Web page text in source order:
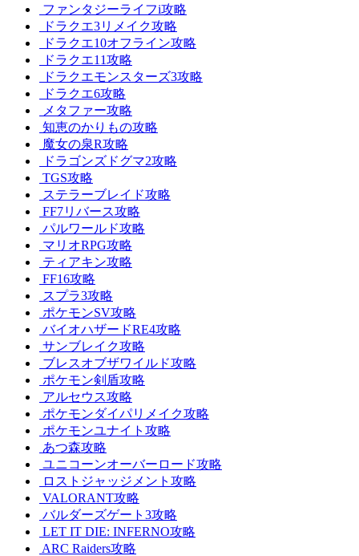
ファンタジーライフi攻略
ドラクエ3リメイク攻略
ドラクエ10オフライン攻略
ドラクエ11攻略
ドラクエモンスターズ3攻略
ドラクエ6攻略
メタファー攻略
知恵のかりもの攻略
魔女の泉R攻略
ドラゴンズドグマ2攻略
TGS攻略
ステラーブレイド攻略
FF7リバース攻略
パルワールド攻略
マリオRPG攻略
ティアキン攻略
FF16攻略
スプラ3攻略
ポケモンSV攻略
バイオハザードRE4攻略
サンブレイク攻略
ブレスオブザワイルド攻略
ポケモン剣盾攻略
アルセウス攻略
ポケモンダイパリメイク攻略
ポケモンユナイト攻略
あつ森攻略
ユニコーンオーバーロード攻略
ロストジャッジメント攻略
VALORANT攻略
バルダーズゲート3攻略
LET IT DIE: INFERNO攻略
ARC Raiders攻略